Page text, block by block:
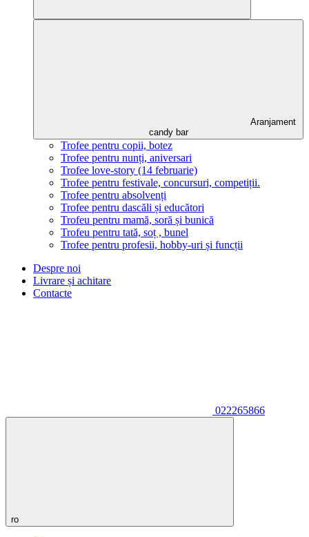
Aranjament
candy bar
Trofee pentru copii, botez
Trofee pentru nunți, aniversari
Trofee love-story (14 februarie)
Trofee pentru festivale, concursuri, competiții.
Trofee pentru absolvenți
Trofee pentru dascăli și educători
Trofeu pentru mamă, soră și bunică
Trofeu pentru tată, soț , bunel
Trofee pentru profesii, hobby-uri și funcții
Despre noi
Livrare și achitare
Contacte
022265866
ro